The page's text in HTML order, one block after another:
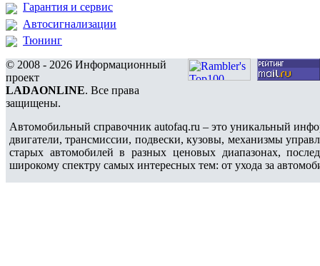
Гарантия и сервис
Автосигнализации
Тюнинг
© 2008 - 2026 Информационный
проект
LADAONLINE. Все права
защищены.
Автомобильный справочник autofaq.ru – это уникальный
двигатели, трансмиссии, подвески, кузовы, механизмы
старых автомобилей в разных ценовых диапазонах,
широкому спектру самых интересных тем: от ухода за